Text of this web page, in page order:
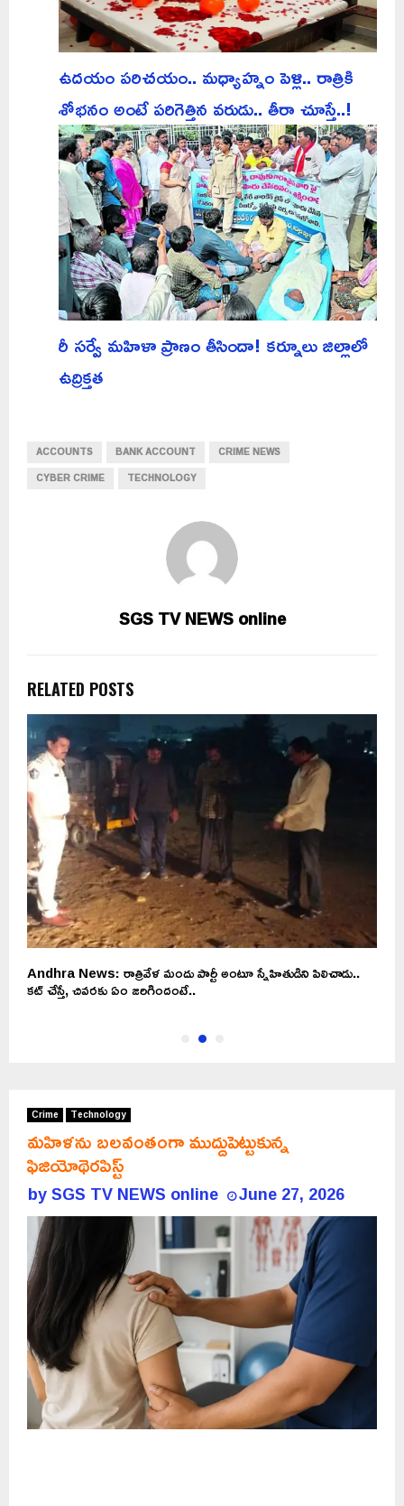
ఉదయం పరిచయం.. మధ్యాహ్నం పెళ్లి.. రాత్రికి
శోభనం అంటే పరిగెత్తిన వరుడు.. తీరా చూస్తే..!
రీ సర్వే మహిళా ప్రాణం తీసిందా! కర్నూలు జిల్లాలో
ఉద్రిక్తత
ACCOUNTS BANK ACCOUNT
CRIME NEWS
CYBER CRIME
TECHNOLOGY
SGS TV NEWS online
RELATED POSTS
Andhra News: రాత్రివేళ మందు పార్టీ అంటూ స్నేహితుడిని పిలిచాడు..
కట్ చేస్తే, చివరకు ఏం జరిగిందంటే..
Crime Technology
మహిళను బలవంతంగా ముద్దుపెట్టుకున్న
ఫిజియోథెరపిస్ట్
bySGS TV NEWS online June 27, 2026